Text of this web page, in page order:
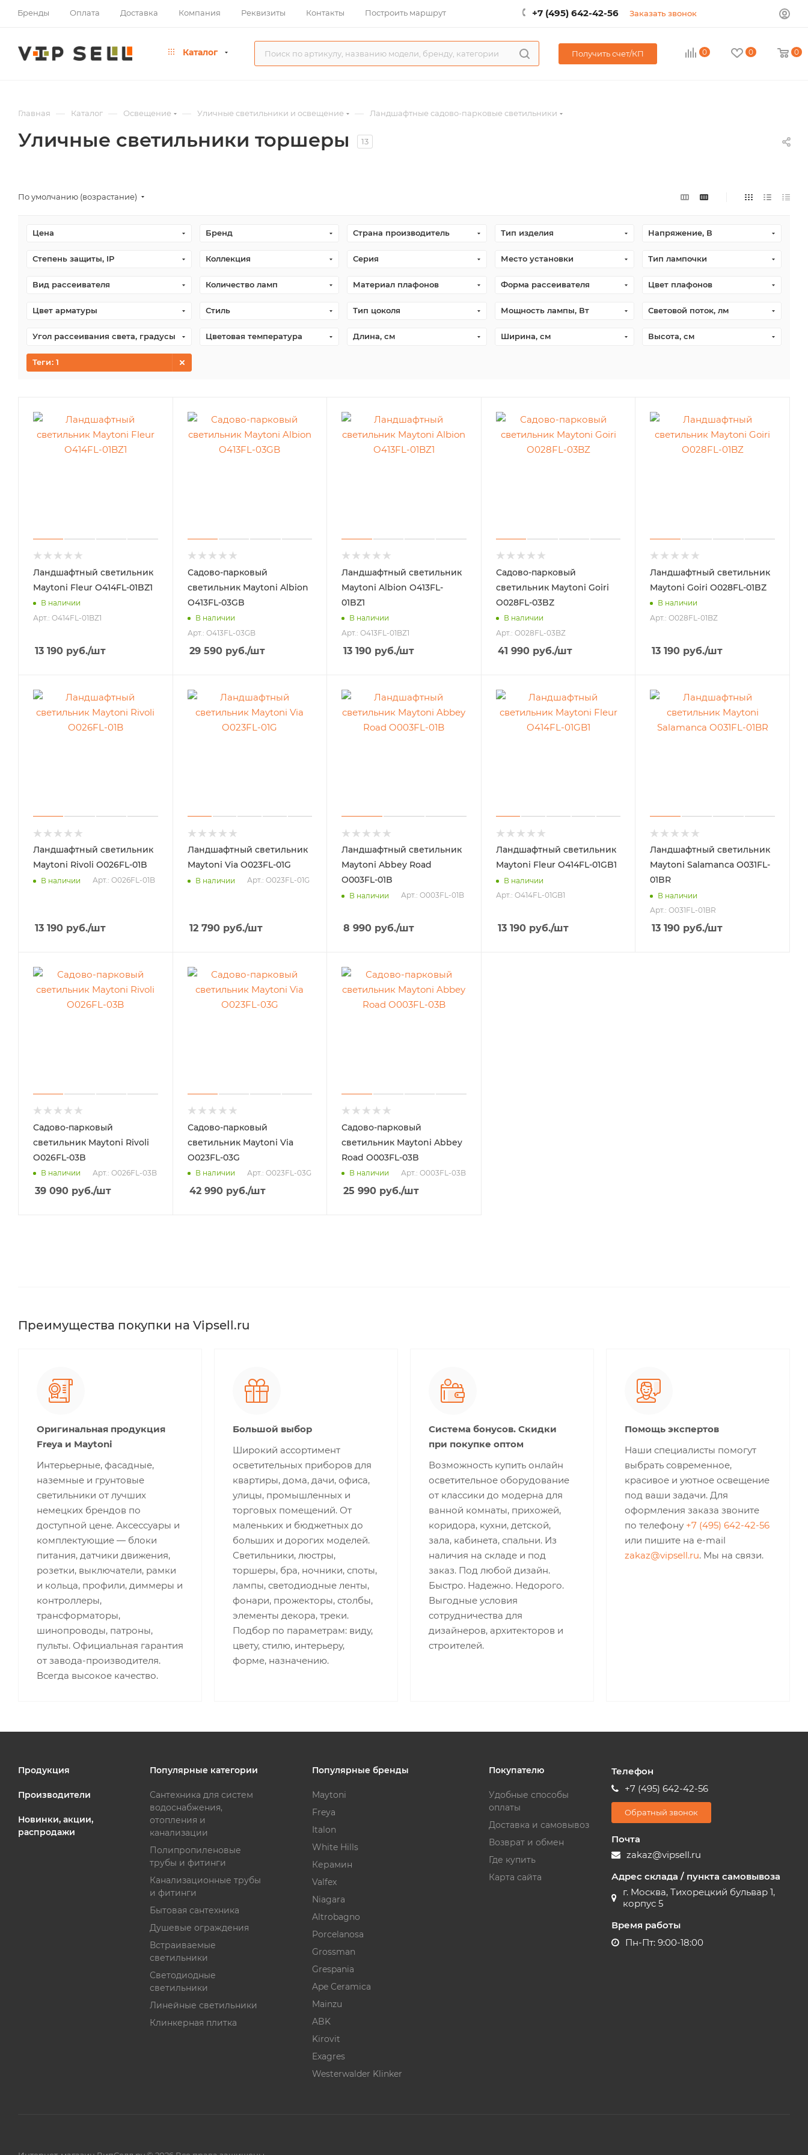
Бренды Оплата Доставка Компания Реквизиты Контакты Построить маршрут +7 (495) 642-42-56 Заказать звонок
Каталог Получить счет/КП 0 0 0
Главная — Каталог — Освещение — Уличные светильники и освещение — Ландшафтные садово-парковые светильники
Уличные светильники торшеры 13
По умолчанию (возрастание)
Цена Бренд Страна производитель Тип изделия Напряжение, В
Степень защиты, IP Коллекция Серия Место установки Тип лампочки
Вид рассеивателя Количество ламп Материал плафонов Форма рассеивателя Цвет плафонов
Цвет арматуры Стиль Тип цоколя Мощность лампы, Вт Световой поток, лм
Угол рассеивания света, градусы Цветовая температура Длина, см Ширина, см Высота, см
Теги: 1
Ландшафтный светильник
Maytoni Fleur O414FL-01BZ1
В наличии
Арт.: O414FL-01BZ1
13 190 руб./шт
Садово-парковый
светильник Maytoni Albion
O413FL-03GB
В наличии
Арт.: O413FL-03GB
29 590руб./шт
Ландшафтный светильник
Maytoni Albion O413FL-
01BZ1
В наличии
Арт.: O413FL-01BZ1
13 190 руб./шт
Садово-парковый
светильник Maytoni Goiri
O028FL-03BZ
В наличии
Арт.: O028FL-03BZ
41 990руб./шт
Ландшафтный светильник
Maytoni Goiri O028FL-01BZ
В наличии
Арт.: O028FL-01BZ
13 190 руб./шт
Ландшафтный светильник
Maytoni Rivoli O026FL-01B
В наличии Арт.: O026FL-01B
13 190 руб./шт
Ландшафтный светильник
Maytoni Via O023FL-01G
В наличии Арт.: O023FL-01G
12 790руб./шт
Ландшафтный светильник
Maytoni Abbey Road
O003FL-01B
В наличии Арт.: O003FL-01B
8 990 руб./шт
Ландшафтный светильник
Maytoni Fleur O414FL-01GB1
В наличии
Арт.: O414FL-01GB1
13 190руб./шт
Ландшафтный светильник
Maytoni Salamanca O031FL-
01BR
В наличии
Арт.: O031FL-01BR
13 190 руб./шт
Садово-парковый
светильник Maytoni Rivoli
O026FL-03B
В наличии Арт.: O026FL-03B
39 090 руб./шт
Садово-парковый
светильник Maytoni Via
O023FL-03G
В наличии Арт.: O023FL-03G
42 990руб./шт
Садово-парковый
светильник Maytoni Abbey
Road O003FL-03B
В наличии Арт.: O003FL-03B
25 990 руб./шт
Преимущества покупки на Vipsell.ru
Оригинальная продукция
Freya и Maytoni
Интерьерные, фасадные,
наземные и грунтовые
светильники от лучших
немецких брендов по
доступной цене. Аксессуары и
комплектующие — блоки
питания, датчики движения,
розетки, выключатели, рамки
и кольца, профили, диммеры и
контроллеры,
трансформаторы,
шинопроводы, патроны,
пульты. Официальная гарантия
от завода-производителя.
Всегда высокое качество.
Большой выбор
Широкий ассортимент
осветительных приборов для
квартиры, дома, дачи, офиса,
улицы, промышленных и
торговых помещений. От
маленьких и бюджетных до
больших и дорогих моделей.
Светильники, люстры,
торшеры, бра, ночники, споты,
лампы, светодиодные ленты,
фонари, прожекторы, столбы,
элементы декора, треки.
Подбор по параметрам: виду,
цвету, стилю, интерьеру,
форме, назначению.
Система бонусов. Скидки
при покупке оптом
Возможность купить онлайн
осветительное оборудование
от классики до модерна для
ванной комнаты, прихожей,
коридора, кухни, детской,
зала, кабинета, спальни. Из
наличия на складе и под
заказ. Под любой дизайн.
Быстро. Надежно. Недорого.
Выгодные условия
сотрудничества для
дизайнеров, архитекторов и
строителей.
Помощь экспертов
Наши специалисты помогут
выбрать современное,
красивое и уютное освещение
под ваши задачи. Для
оформления заказа звоните
по телефону +7 (495) 642-42-56
или пишите на e-mail
zakaz@vipsell.ru. Мы на связи.
Продукция
Производители
Новинки, акции,
распродажи
Популярные категории
Сантехника для систем
водоснабжения,
отопления и
канализации
Полипропиленовые
трубы и фитинги
Канализационные трубы
и фитинги
Бытовая сантехника
Душевые ограждения
Встраиваемые
светильники
Светодиодные
светильники
Линейные светильники
Клинкерная плитка
Популярные бренды
Maytoni
Freya
Italon
White Hills
Керамин
Valfex
Niagara
Altrobagno
Porcelanosa
Grossman
Grespania
Ape Ceramica
Mainzu
ABK
Kirovit
Exagres
Westerwalder Klinker
Покупателю
Удобные способы
оплаты
Доставка и самовывоз
Возврат и обмен
Где купить
Карта сайта
Телефон
+7 (495) 642-42-56
Обратный звонок
Почта
zakaz@vipsell.ru
Адрес склада / пункта самовывоза
г. Москва, Тихорецкий бульвар 1,
корпус 5
Время работы
Пн-Пт: 9:00-18:00